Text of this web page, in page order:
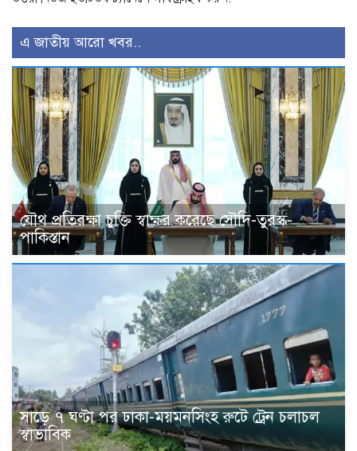
এ জাতীয় আরো খবর..
যৌথ প্রতিরক্ষা চুক্তি স্বাক্ষর করেছে সৌদি-তুরস্ক-
পাকিস্তান
সাড়ে ৭ ঘণ্টা পর ঢাকা-ময়মনসিংহ রুটে ট্রেন চলাচল
স্বাভাবিক